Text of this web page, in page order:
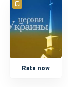
Rate now